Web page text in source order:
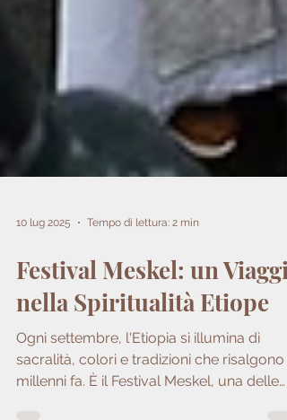
10 lug 2025 Tempo di lettura: 2 min
Festival Meskel: un Viaggio
nella Spiritualità Etiope